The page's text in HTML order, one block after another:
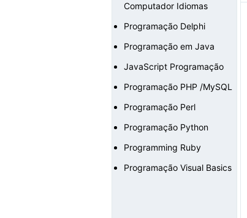
Computador Idiomas
Programação Delphi
Programação em Java
JavaScript Programação
Programação PHP /MySQL
Programação Perl
Programação Python
Programming Ruby
Programação Visual Basics